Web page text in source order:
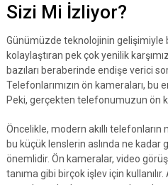
Sizi Mi İzliyor?
Günümüzde teknolojinin gelişimiyle
kolaylaştıran pek çok yenilik
bazıları beraberinde endişe verici
Telefonlarımızın ön kameraları, bu
Peki, gerçekten telefonumuzun ön
Öncelikle, modern akıllı
bu küçük lenslerin aslında ne
önemlidir. Ön kameralar, video
tanıma gibi birçok işlev için